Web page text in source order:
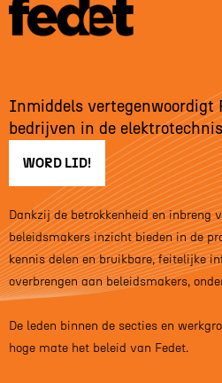
Inmiddels vertegenwoordigt
bedrijven in de
WORD LID!
Dankzij de betrokkenheid en inbreng
beleidsmakers inzicht bieden in de
kennis delen en bruikbare, feitelijke
overbrengen aan beleidsmakers,
De leden binnen de secties en
hoge mate het beleid van Fedet.